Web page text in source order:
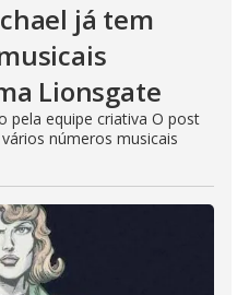
já tem
Lionsgate
pela equipe criativa O post
números musicais